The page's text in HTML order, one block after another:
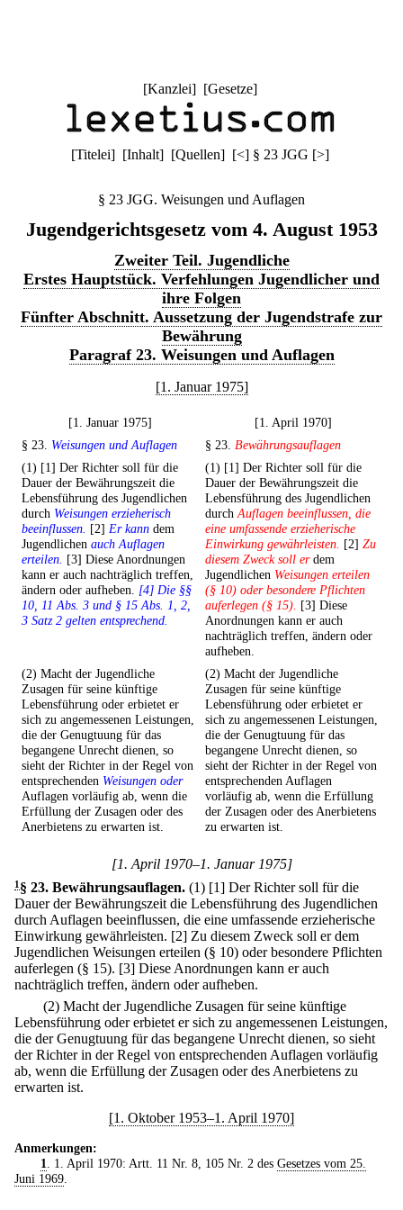
[Kanzlei] [Gesetze]
[Titelei] [Inhalt] [Quellen] [<] § 23 JGG [>]
§ 23 JGG. Weisungen und Auflagen
Jugendgerichtsgesetz vom 4. August 1953
Zweiter Teil. Jugendliche
Erstes Hauptstück. Verfehlungen Jugendlicher und
ihre Folgen
Fünfter Abschnitt. Aussetzung der Jugendstrafe zur
Bewährung
Paragraf 23. Weisungen und Auflagen
[1. Januar 1975]
[1. Januar 1975]
[1. April 1970]
§ 23. Weisungen und Auflagen § 23. Bewährungsauflagen
(1) [1] Der Richter soll für die
Dauer der Bewährungszeit die
Lebensführung des Jugendlichen
durch Weisungen erzieherisch
beeinflussen. [2] Er kann dem
Jugendlichen auch Auflagen
erteilen. [3] Diese Anordnungen
kann er auch nachträglich treffen,
ändern oder aufheben. [4] Die §§
10, 11 Abs. 3 und § 15 Abs. 1, 2,
3 Satz 2 gelten entsprechend.
(1) [1] Der Richter soll für die
Dauer der Bewährungszeit die
Lebensführung des Jugendlichen
durchAuflagen beeinflussen, die
eine umfassende erzieherische
Einwirkung gewährleisten. [2] Zu
diesem Zweck soll erdem
Jugendlichen Weisungen erteilen
(§ 10) oder besondere Pflichten
auferlegen (§ 15). [3] Diese
Anordnungen kann er auch
nachträglich treffen, ändern oder
aufheben.
(2) Macht der Jugendliche
Zusagen für seine künftige
Lebensführung oder erbietet er
sich zu angemessenen Leistungen,
die der Genugtuung für das
begangene Unrecht dienen, so
sieht der Richter in der Regel von
entsprechenden Weisungen oder
Auflagen vorläufig ab, wenn die
Erfüllung der Zusagen oder des
Anerbietens zu erwarten ist.
(2) Macht der Jugendliche
Zusagen für seine künftige
Lebensführung oder erbietet er
sich zu angemessenen Leistungen,
die der Genugtuung für das
begangene Unrecht dienen, so
sieht der Richter in der Regel von
entsprechenden Auflagen
vorläufig ab, wenn die Erfüllung
der Zusagen oder des Anerbietens
zu erwarten ist.
[1. April 1970–1. Januar 1975]
1§ 23. Bewährungsauflagen. (1) [1] Der Richter soll für die
Dauer der Bewährungszeit die Lebensführung des Jugendlichen
durch Auflagen beeinflussen, die eine umfassende erzieherische
Einwirkung gewährleisten. [2] Zu diesem Zweck soll er dem
Jugendlichen Weisungen erteilen (§ 10) oder besondere Pflichten
auferlegen (§ 15). [3] Diese Anordnungen kann er auch
nachträglich treffen, ändern oder aufheben.
(2) Macht der Jugendliche Zusagen für seine künftige
Lebensführung oder erbietet er sich zu angemessenen Leistungen,
die der Genugtuung für das begangene Unrecht dienen, so sieht
der Richter in der Regel von entsprechenden Auflagen vorläufig
ab, wenn die Erfüllung der Zusagen oder des Anerbietens zu
erwarten ist.
[1. Oktober 1953–1. April 1970]
Anmerkungen:
1
. 1. April 1970: Artt. 11 Nr. 8, 105 Nr. 2 des Gesetzes vom 25.
Juni 1969